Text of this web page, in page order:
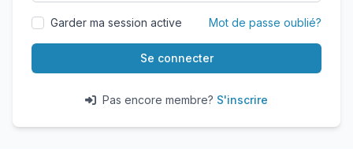
Garder ma session active Mot de passe oublié?
Se connecter
Pas encore membre? S'inscrire